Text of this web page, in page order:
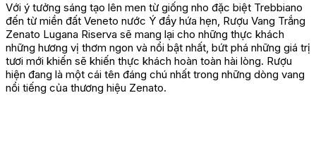
Với ý tưởng sáng tạo lên men từ giống nho đặc biệt Trebbiano
đến từ miền đất Veneto nước Ý đầy hứa hẹn, Rượu Vang Trắng
Zenato Lugana Riserva sẽ mang lại cho những thực khách
những hương vị thơm ngon và nổi bật nhất, bứt phá những giá trị
tươi mới khiến sẽ khiến thực khách hoàn toàn hài lòng. Rượu
hiện đang là một cái tên đáng chú nhất trong những dòng vang
nổi tiếng của thương hiệu Zenato.